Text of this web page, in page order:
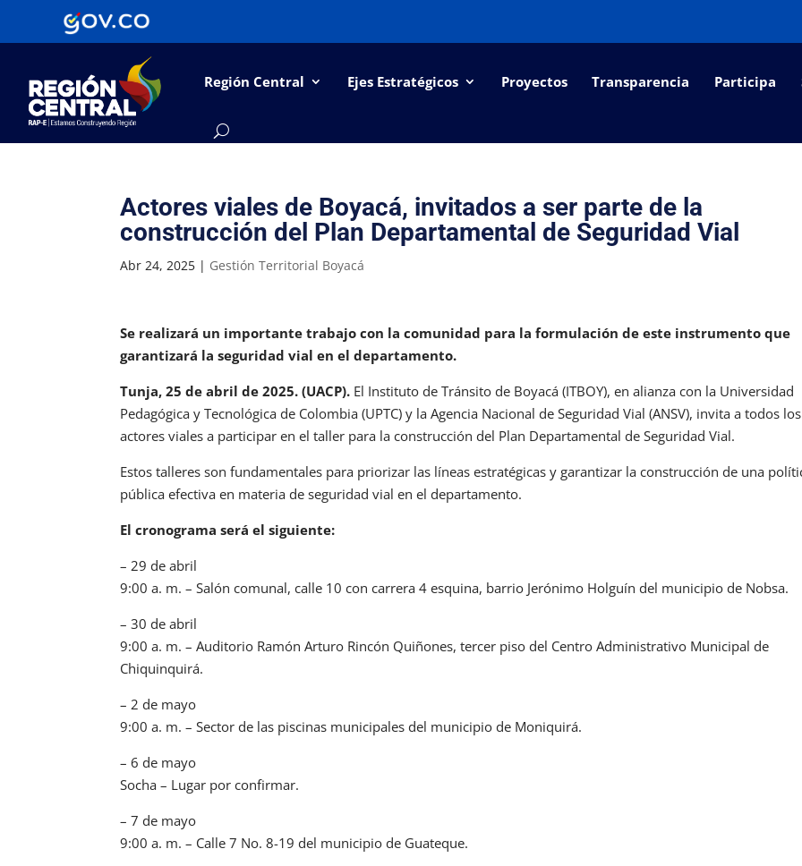
Región Central Ejes Estratégicos Proyectos Transparencia Participa
Actores viales de Boyacá, invitados a ser parte de la
construcción del Plan Departamental de Seguridad Vial
Abr 24, 2025 | Gestión Territorial Boyacá
Se realizará un importante trabajo con la comunidad para la formulación de este instrumento que
garantizará la seguridad vial en el departamento.
Tunja, 25 de abril de 2025. (UACP). El Instituto de Tránsito de Boyacá (ITBOY), en alianza con la Universidad
Pedagógica y Tecnológica de Colombia (UPTC) y la Agencia Nacional de Seguridad Vial (ANSV), invita a todos los
actores viales a participar en el taller para la construcción del Plan Departamental de Seguridad Vial.
Estos talleres son fundamentales para priorizar las líneas estratégicas y garantizar la construcción de una
pública efectiva en materia de seguridad vial en el departamento.
El cronograma será el siguiente:
– 29 de abril
9:00 a. m. – Salón comunal, calle 10 con carrera 4 esquina, barrio Jerónimo Holguín del municipio de Nobsa.
– 30 de abril
9:00 a. m. – Auditorio Ramón Arturo Rincón Quiñones, tercer piso del Centro Administrativo Municipal de
Chiquinquirá.
– 2 de mayo
9:00 a. m. – Sector de las piscinas municipales del municipio de Moniquirá.
– 6 de mayo
Socha – Lugar por confirmar.
– 7 de mayo
9:00 a. m. – Calle 7 No. 8-19 del municipio de Guateque.